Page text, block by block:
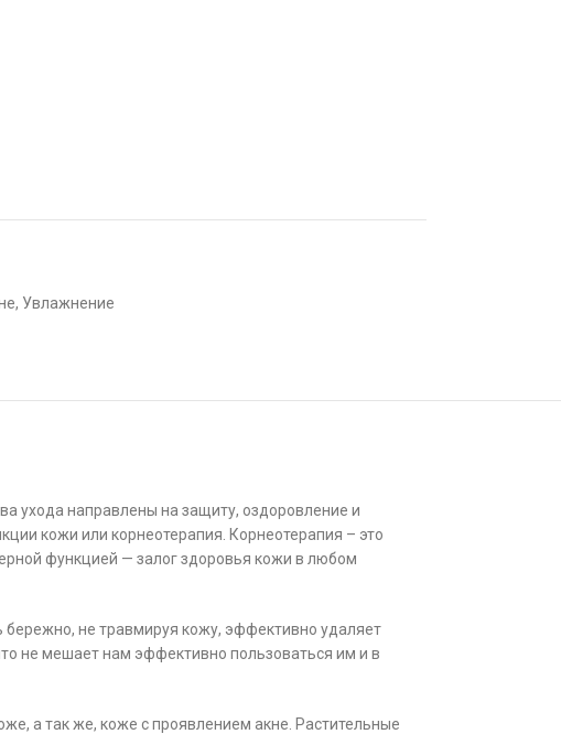
, Увлажнение
ухода направлены на защиту, оздоровление и
кожи или корнеотерапия. Корнеотерапия – это
функцией — залог здоровья кожи в любом
бережно, не травмируя кожу, эффективно удаляет
не мешает нам эффективно пользоваться им и в
а так же, коже с проявлением акне. Растительные